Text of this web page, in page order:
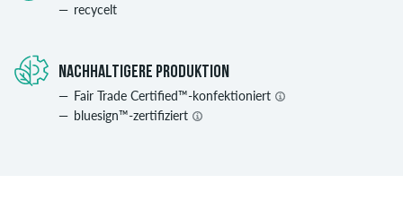
recycelt
NACHHALTIGERE PRODUKTION
Fair Trade Certified™-konfektioniert
bluesign™-zertifiziert